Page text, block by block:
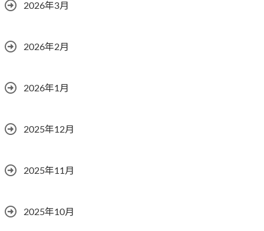
2026年3月
2026年2月
2026年1月
2025年12月
2025年11月
2025年10月